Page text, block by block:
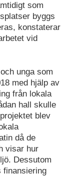
som
byggs
konstaterar
vid
unga som
med hjälp av
från lokala
hall skulle
blev
då de
visar hur
Dessutom
finansiering